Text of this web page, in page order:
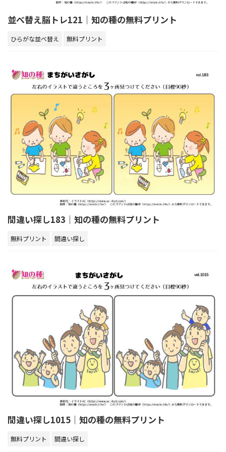
並べ替え脳トレ121｜知の種の無料プリント
ひらがな並べ替え 無料プリント
間違い探し183｜知の種の無料プリント
無料プリント 間違い探し
間違い探し1015｜知の種の無料プリント
無料プリント 間違い探し